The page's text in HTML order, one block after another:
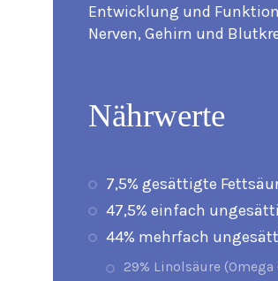
Entwicklung und
Nerven, Gehirn und
Nährwerte
7,5% gesättigte
47,5% einfach
44% mehrfach
29% Linolsäure (Omega